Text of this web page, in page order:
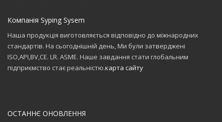
Компанія Syping Sysem
Наша продукція виготовляється відповідно до міжнародних
стандартів. На сьогоднішній день, Ми були затверджені
ISO,API,BV,CE. LR. ASME. Наше завдання стати глобальним
підприємство стає реальністю.карта сайту
ОСТАННЄ ОНОВЛЕННЯ